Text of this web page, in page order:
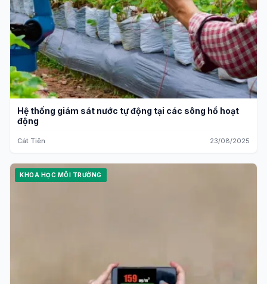
Hệ thống giám sát nước tự động tại các sông hồ hoạt
động
Cát Tiên 23/08/2025
KHOA HỌC MÔI TRƯỜNG